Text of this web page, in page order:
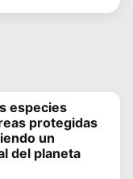
especies
protegidas
un
del planeta